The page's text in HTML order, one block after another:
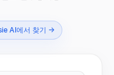
AI에서 찾기 →